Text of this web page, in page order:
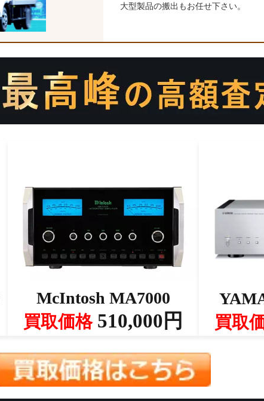
大型製品の搬出もお任せ下さい。
McIntosh MA7000
買取価格510,000円 買取